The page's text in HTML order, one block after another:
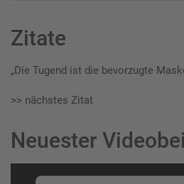
Zitate
„Die Tugend ist die bevorzugte
>> nächstes Zitat
Neuester